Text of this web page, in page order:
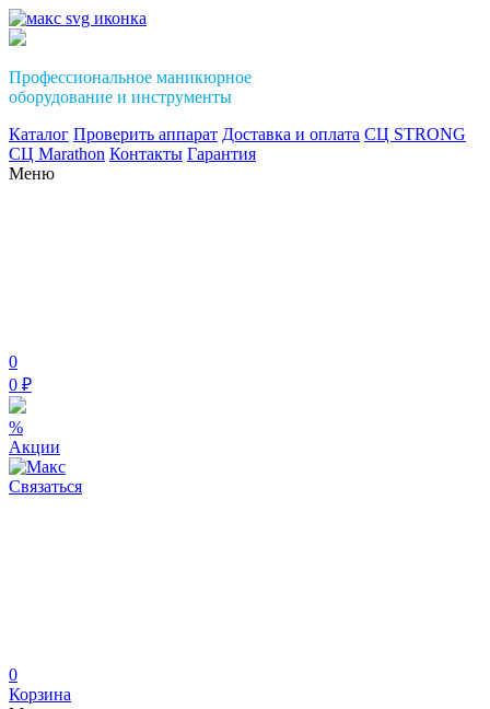
Профессиональное маникюрное
оборудование и инструменты
Каталог Проверить аппарат Доставка и оплата СЦ STRONG
СЦ Marathon Контакты Гарантия
Меню
0
0 ₽
%
Акции
Связаться
0
Корзина